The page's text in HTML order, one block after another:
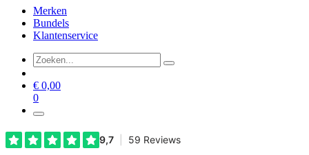
Merken
Bundels
Klantenservice
€ 0,00
0